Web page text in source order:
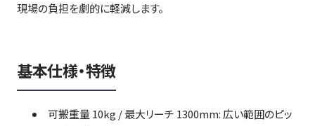
現場の負担を劇的に軽減します。
基本仕様・特徴
可搬重量 10kg / 最大リーチ 1300mm: 広い範囲のピッ